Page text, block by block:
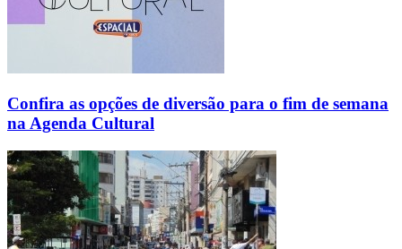
Confira as opções de diversão para o fim de semana
na Agenda Cultural